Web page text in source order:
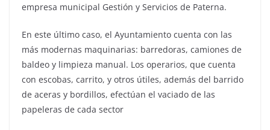
empresa municipal Gestión y Servicios de Paterna.
En este último caso, el Ayuntamiento cuenta con las
más modernas maquinarias: barredoras, camiones de
baldeo y limpieza manual. Los operarios, que cuenta
con escobas, carrito, y otros útiles, además del barrido
de aceras y bordillos, efectúan el vaciado de las
papeleras de cada sector